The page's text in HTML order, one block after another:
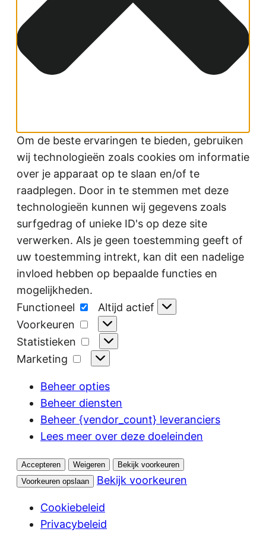
Om de beste ervaringen te bieden, gebruiken
wij technologieën zoals cookies om informatie
over je apparaat op te slaan en/of te
raadplegen. Door in te stemmen met deze
technologieën kunnen wij gegevens zoals
surfgedrag of unieke ID's op deze site
verwerken. Als je geen toestemming geeft of
uw toestemming intrekt, kan dit een nadelige
invloed hebben op bepaalde functies en
mogelijkheden.
Functioneel
Functioneel
Altijd actief
Voorkeuren
Voorkeuren
Statistieken
Statistieken
Marketing
Marketing
Beheer opties
Beheer diensten
Beheer {vendor_count} leveranciers
Lees meer over deze doeleinden
Accepteren Weigeren
Bekijk voorkeuren
Voorkeuren opslaan
Bekijk voorkeuren
Cookiebeleid
Privacybeleid